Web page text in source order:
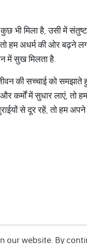
भी मिला है, उसी में
हम अधर्म की ओर बढ़ने
में सुख मिलता है.
की सच्चाई को
में सुधार लाएं, तो
से दूर रहें, तो हम
our website. By